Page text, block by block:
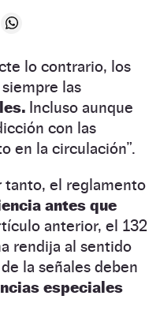
lo contrario, los
las
Incluso aunque
con las
en la circulación”.
tanto, el reglamento
antes que
anterior, el 132
rendija al sentido
la señales deben
especiales